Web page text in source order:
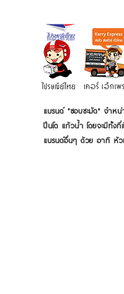
แบรนด์ "ชอบชะมัด" จำห
ปิ่นโต แก้วน้ำ โดยจะมีทั้ง
แบรนด์อื่นๆ ด้วย อาทิ หัว